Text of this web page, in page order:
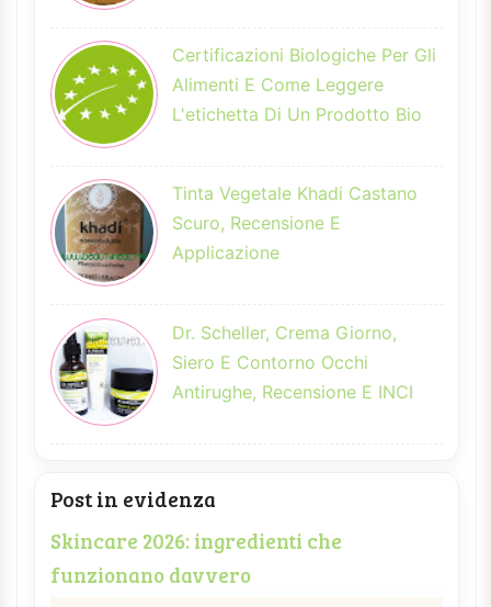
Certificazioni Biologiche Per Gli
Alimenti E Come Leggere
L'etichetta Di Un Prodotto Bio
Tinta Vegetale Khadi Castano
Scuro, Recensione E
Applicazione
Dr. Scheller, Crema Giorno,
Siero E Contorno Occhi
Antirughe, Recensione E INCI
Post in evidenza
Skincare 2026: ingredienti che
funzionano davvero